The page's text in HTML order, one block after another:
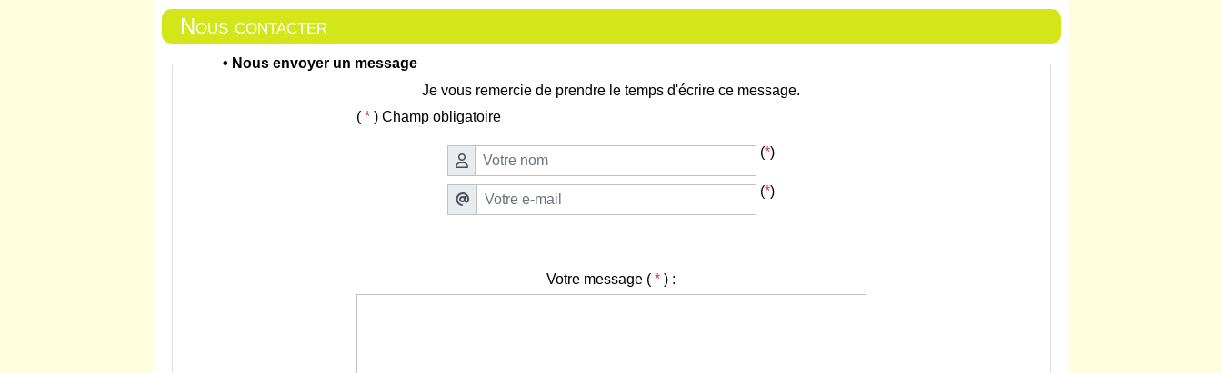
Nous contacter
• Nous envoyer un message
Je vous remercie de prendre le temps d'écrire ce message.
( * ) Champ obligatoire
(*)
(*)
Votre message ( * ) :